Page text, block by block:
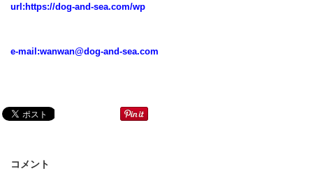
url: https://dog-and-sea.com/wp
e-mail:wanwan@dog-and-sea.com
コメント